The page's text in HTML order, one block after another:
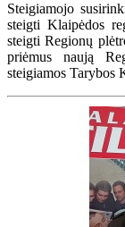
Steigiamojo
steigti Klaipėdos
steigti Regionų
priėmus naują
steigiamos Tarybos